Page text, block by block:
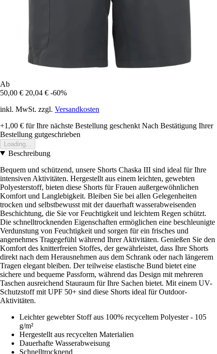
Ab
50,00 € 20,04 € -60%
inkl. MwSt. zzgl. Versandkosten
+1,00 € für Ihre nächste Bestellung geschenkt Nach Bestätigung Ihrer
Bestellung gutgeschrieben
Loading...
Beschreibung
Bequem und schützend, unsere Shorts Chaska III sind ideal für Ihre
intensiven Aktivitäten. Hergestellt aus einem leichten, gewebten
Polyesterstoff, bieten diese Shorts für Frauen außergewöhnlichen
Komfort und Langlebigkeit. Bleiben Sie bei allen Gelegenheiten
trocken und selbstbewusst mit der dauerhaft wasserabweisenden
Beschichtung, die Sie vor Feuchtigkeit und leichtem Regen schützt.
Die schnelltrocknenden Eigenschaften ermöglichen eine beschleunigte
Verdunstung von Feuchtigkeit und sorgen für ein frisches und
angenehmes Tragegefühl während Ihrer Aktivitäten. Genießen Sie den
Komfort des knitterfreien Stoffes, der gewährleistet, dass Ihre Shorts
direkt nach dem Herausnehmen aus dem Schrank oder nach längerem
Tragen elegant bleiben. Der teilweise elastische Bund bietet eine
sichere und bequeme Passform, während das Design mit mehreren
Taschen ausreichend Stauraum für Ihre Sachen bietet. Mit einem UV-
Schutzstoff mit UPF 50+ sind diese Shorts ideal für Outdoor-
Aktivitäten.
Leichter gewebter Stoff aus 100% recyceltem Polyester - 105
g/m²
Hergestellt aus recycelten Materialien
Dauerhafte Wasserabweisung
Schnelltrocknend